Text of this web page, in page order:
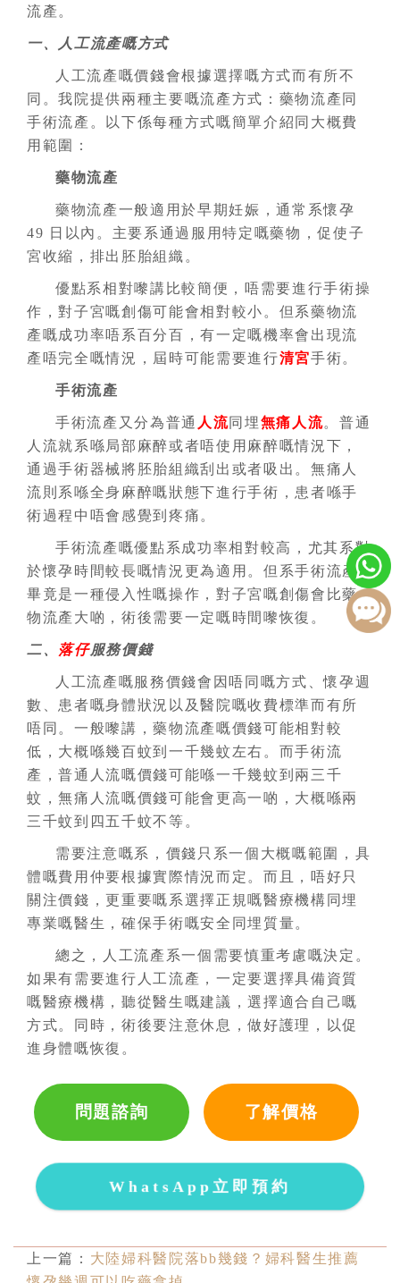
流產。
一、人工流產嘅方式
人工流產嘅價錢會根據選擇嘅方式而有所不
同。我院提供兩種主要嘅流產方式：藥物流產同
手術流產。以下係每種方式嘅簡單介紹同大概費
用範圍：
藥物流產
藥物流產一般適用於早期妊娠，通常系懷孕
49 日以內。主要系通過服用特定嘅藥物，促使子
宮收縮，排出胚胎組織。
優點系相對嚟講比較簡便，唔需要進行手術操
作，對子宮嘅創傷可能會相對較小。但系藥物流
產嘅成功率唔系百分百，有一定嘅機率會出現流
產唔完全嘅情況，屆時可能需要進行清宮手術。
手術流產
手術流產又分為普通 人流同埋無痛人流。普通
人流就系喺局部麻醉或者唔使用麻醉嘅情況下，
通過手術器械將胚胎組織刮出或者吸出。無痛人
流則系喺全身麻醉嘅狀態下進行手術，患者喺手
術過程中唔會感覺到疼痛。
手術流產嘅優點系成功率相對較高，尤其系對
於懷孕時間較長嘅情況更為適用。但系手術流產
畢竟是一種侵入性嘅操作，對子宮嘅創傷會比藥
物流產大啲，術後需要一定嘅時間嚟恢復。
二、 落仔服務價錢
人工流產嘅服務價錢會因唔同嘅方式、懷孕週
數、患者嘅身體狀況以及醫院嘅收費標準而有所
唔同。一般嚟講，藥物流產嘅價錢可能相對較
低，大概喺幾百蚊到一千幾蚊左右。而手術流
產，普通人流嘅價錢可能喺一千幾蚊到兩三千
蚊，無痛人流嘅價錢可能會更高一啲，大概喺兩
三千蚊到四五千蚊不等。
需要注意嘅系，價錢只系一個大概嘅範圍，具
體嘅費用仲要根據實際情況而定。而且，唔好只
關注價錢，更重要嘅系選擇正規嘅醫療機構同埋
專業嘅醫生，確保手術嘅安全同埋質量。
總之，人工流產系一個需要慎重考慮嘅決定。
如果有需要進行人工流產，一定要選擇具備資質
嘅醫療機構，聽從醫生嘅建議，選擇適合自己嘅
方式。同時，術後要注意休息，做好護理，以促
進身體嘅恢復。
問題諮詢 了解價格
WhatsApp立即預約
上一篇： 大陸婦科醫院落bb幾錢？婦科醫生推薦